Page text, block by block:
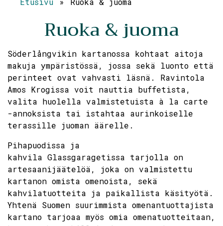
Ruoka & juoma
Söderlångvikin kartanossa kohtaat aitoja
makuja ympäristössä, jossa sekä luonto että
perinteet ovat vahvasti läsnä. Ravintola
Amos Krogissa voit nauttia buffetista,
valita huolella valmistetuista à la carte
-annoksista tai istahtaa aurinkoiselle
terassille juoman äärelle.
Pihapuodissa ja
kahvila Glassgaragetissa tarjolla on
artesaanijäätelöä, joka on valmistettu
kartanon omista omenoista, sekä
kahvilatuotteita ja paikallista käsityötä.
Yhtenä Suomen suurimmista omenantuottajista
kartano tarjoaa myös omia omenatuotteitaan,